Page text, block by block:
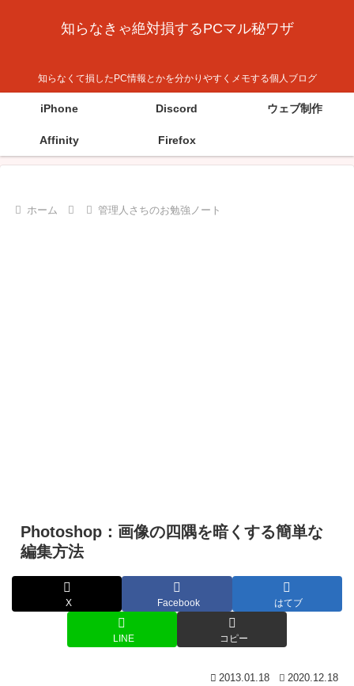
知らなきゃ絶対損するPCマル秘ワザ
知らなくて損したPC情報とかを分かりやすくメモする個人ブログ
iPhone Discord ウェブ制作
Affinity Firefox
ホーム 管理人さちのお勉強ノート
Photoshop：画像の四隅を暗くする簡単な
編集方法
X Facebook はてブ
LINE コピー
2013.01.18 2020.12.18